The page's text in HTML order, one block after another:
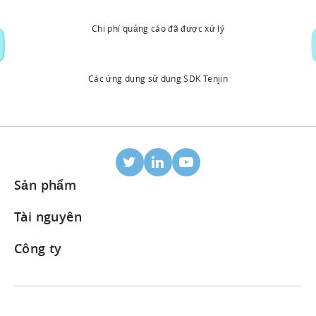
Chi phí quảng cáo đã được xử lý
Các ứng dụng sử dụng SDK Tenjin
Sản phẩm
Định danh trên thiết bị di động
Đối tác tích hợp
Tài nguyên
Blog
Công ty